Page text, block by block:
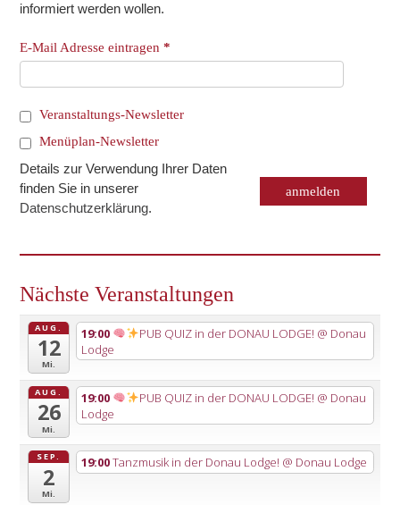
informiert werden wollen.
E-Mail Adresse eintragen*
Veranstaltungs-Newsletter
Menüplan-Newsletter
Details zur Verwendung Ihrer Daten
finden Sie in unserer
Datenschutzerklärung.
Nächste Veranstaltungen
AUG.
12
Mi.
19:00 PUB QUIZ in der DONAU LODGE! @ Donau
Lodge
AUG.
26
Mi.
19:00 PUB QUIZ in der DONAU LODGE! @ Donau
Lodge
SEP.
2
Mi.
19:00Tanzmusik in der Donau Lodge! @ Donau Lodge